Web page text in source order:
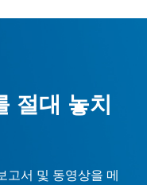
절대 놓치
고서 및 동영상을 메